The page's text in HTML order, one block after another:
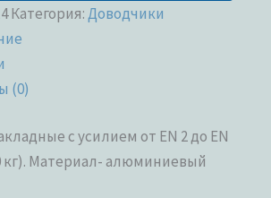
Категория:Доводчики
(0)
с усилием от EN 2 до EN
кг). Материал- алюминиевый